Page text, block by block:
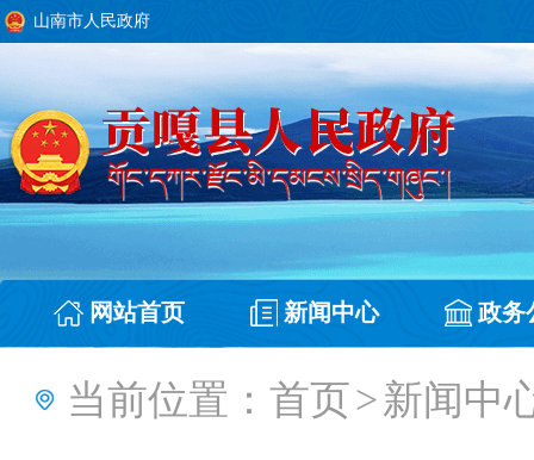
山南市人民政府
网站首页 新闻中心 政务
当前位置： 首页>新闻中